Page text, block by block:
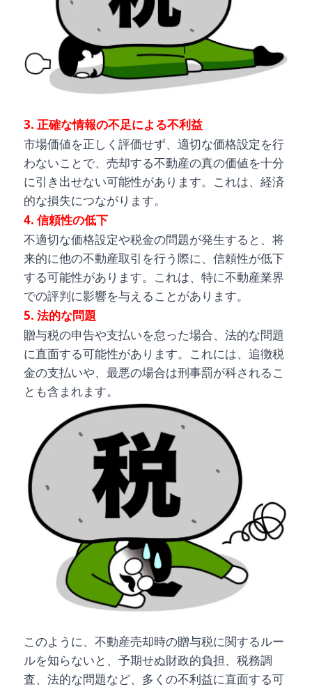
3. 正確な情報の不足による不利益
市場価値を正しく評価せず、適切な価格設定を行
わないことで、売却する不動産の真の価値を十分
に引き出せない可能性があります。これは、経済
的な損失につながります。
4. 信頼性の低下
不適切な価格設定や税金の問題が発生すると、将
来的に他の不動産取引を行う際に、信頼性が低下
する可能性があります。これは、特に不動産業界
での評判に影響を与えることがあります。
5. 法的な問題
贈与税の申告や支払いを怠った場合、法的な問題
に直面する可能性があります。これには、追徴税
金の支払いや、最悪の場合は刑事罰が科されるこ
とも含まれます。
このように、不動産売却時の贈与税に関するルー
ルを知らないと、予期せぬ財政的負担、税務調
査、法的な問題など、多くの不利益に直面する可